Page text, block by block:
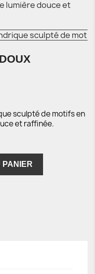
sculpté de motifs en
et raffinée.
PANIER